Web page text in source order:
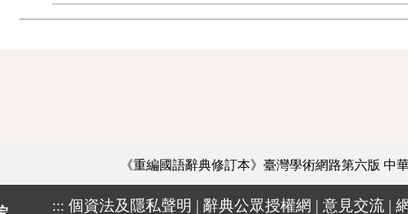
《重編國語辭典修訂本》臺灣學術網路第六版 中
::: 個資法及隱私聲明 | 辭典公眾授權網 | 意見交流 |